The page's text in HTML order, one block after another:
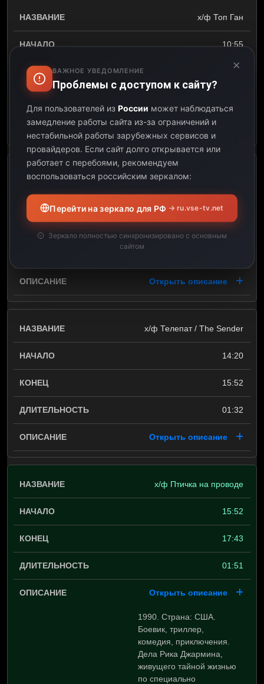
х/ф Топ Ган
10:55
12:44
Открыть описание
х/ф Рэмбо: Первая кровь 2
12:44
14:20
Открыть описание
х/ф Телепат / The Sender
14:20
15:52
01:32
Открыть описание
х/ф Птичка на проводе
15:52
17:43
01:51
Открыть описание
1990. Страна: США.
Боевик, триллер,
комедия, приключения.
Дела Рика Джармина,
живущего тайной жизнью
по специально
×
ВАЖНОЕ УВЕДОМЛЕНИЕ
Проблемы с доступом к сайту?
Для пользователей из России может наблюдаться
замедление работы сайта из-за ограничений и
нестабильной работы зарубежных сервисов и
провайдеров. Если сайт долго открывается или
работает с перебоями, рекомендуем
воспользоваться российским зеркалом:
Перейти на зеркало для РФ → ru.vse-tv.net
Зеркало полностью синхронизировано с основным
сайтом